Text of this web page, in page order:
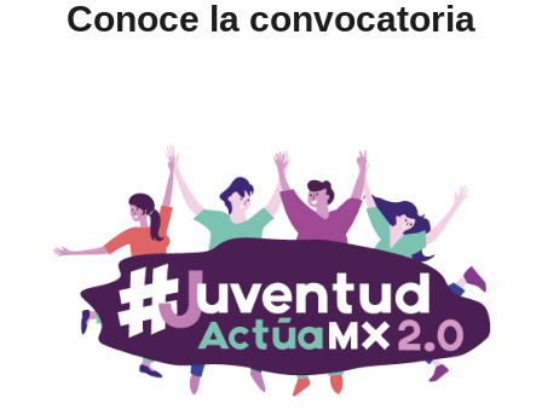
Conoce la convocatoria